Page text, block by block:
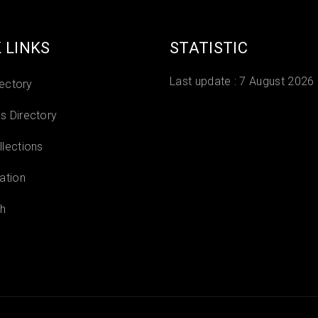
LINKS
Directory
STATISTIC
Last update :7 August 2026